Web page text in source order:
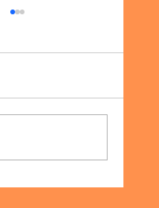
ビスの利点 同窓会を企画
の課題の一つが、参加者
、集金代行サービスがど
...